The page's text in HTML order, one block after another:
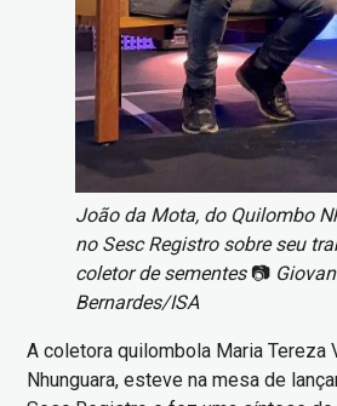
João da Mota, do Quilombo
no Sesc Registro sobre seu
coletor de sementes📷
Bernardes/ISA
A coletora quilombola Maria Tereza
Nhunguara, esteve na mesa de